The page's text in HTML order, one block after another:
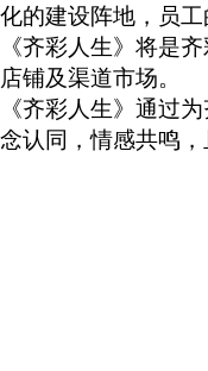
化的建设阵地，员
《齐彩人生》将是
店铺及渠道市场。
《齐彩人生》通过
念认同，情感共鸣